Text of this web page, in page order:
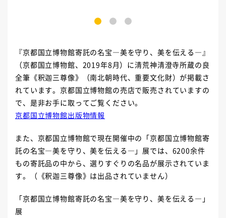
3
『京都国立博物館寄託の名宝―美を守り、美を伝える―』
（京都国立博物館、 2019年8月）に清荒神清澄寺所蔵の良
全筆《釈迦三尊像》（南北朝時代、重要文化財）が掲載さ
れています。京都国立博物館の売店で販売されていますの
で、是非お手に取ってご覧ください。
京都国立博物館出版物情報
また、京都国立博物館で現在開催中の「京都国立博物館寄
託の名宝―美を守り、美を伝える―」展では、 6200余件
もの寄託品の中から、選りすぐりの名品が展示されていま
す。（《釈迦三尊像》は出品されていません）
「京都国立博物館寄託の名宝―美を守り、美を伝える―」
展